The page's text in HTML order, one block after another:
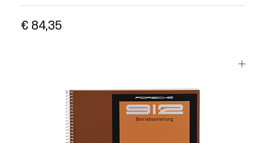
Mijn account
Meer Porsche
Porsche informatie
€ 84,35